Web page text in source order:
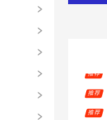
推荐
推荐
推荐